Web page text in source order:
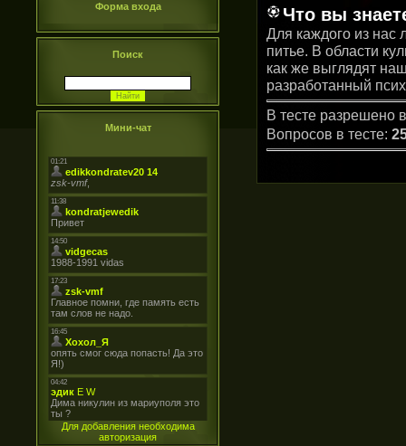
Форма входа
Поиск
Мини-чат
Для добавления необходима
авторизация
Что вы
Для каждого из
питье. В области
как же выглядят
разработанный
В тесте разрешено
Вопросов в тесте: